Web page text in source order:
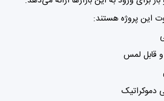
این پروژه هستند:
و قابل لمس
دموکراتیک